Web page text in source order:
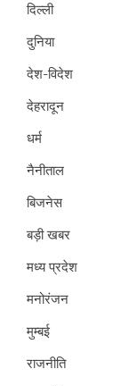
दिल्ली
दुनिया
देश-विदेश
देहरादून
धर्म
नैनीताल
बिजनेस
बड़ी खबर
मध्य प्रदेश
मनोरंजन
मुम्बई
राजनीति